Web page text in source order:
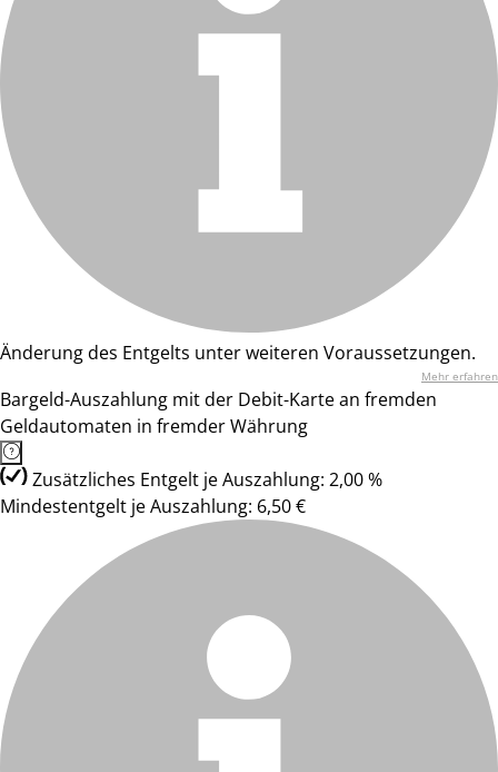
Änderung des Entgelts unter weiteren Voraussetzungen.
Mehr erfahren
Bargeld-Auszahlung mit der Debit-Karte an fremden
Geldautomaten in fremder Währung
Zusätzliches Entgelt je Auszahlung: 2,00 %
Mindestentgelt je Auszahlung: 6,50 €